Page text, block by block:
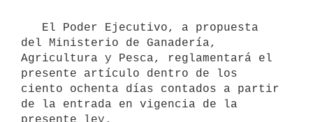
del Ministerio de Ganadería,
Agricultura y Pesca, reglamentará el
presente artículo dentro de los
ciento ochenta días contados a partir
de la entrada en vigencia de la